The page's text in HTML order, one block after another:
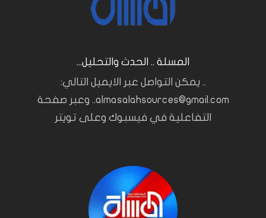
المسلة .. الحدث والتحليل...
.. يمكن التواصل عبر الايميل التالي:
almasalahsources@gmail.com.. وعبر صفحة
التفاعلية في فيسبوك وعلى تويتر